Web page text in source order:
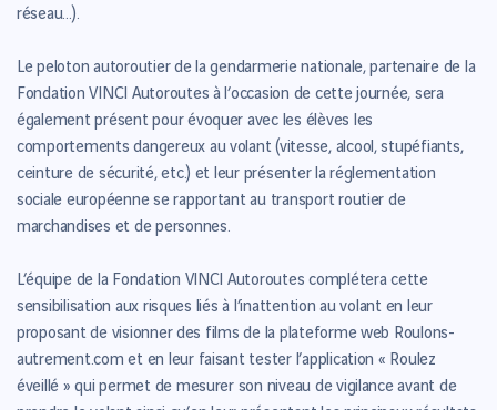
réseau…).
Le peloton autoroutier de la gendarmerie nationale, partenaire de la
Fondation VINCI Autoroutes à l’occasion de cette journée, sera
également présent pour évoquer avec les élèves les
comportements dangereux au volant (vitesse, alcool, stupéfiants,
ceinture de sécurité, etc.) et leur présenter la réglementation
sociale européenne se rapportant au transport routier de
marchandises et de personnes.
L’équipe de la Fondation VINCI Autoroutes complétera cette
sensibilisation aux risques liés à l’inattention au volant en leur
proposant de visionner des films de la plateforme web Roulons-
autrement.com et en leur faisant tester l’application « Roulez
éveillé » qui permet de mesurer son niveau de vigilance avant de